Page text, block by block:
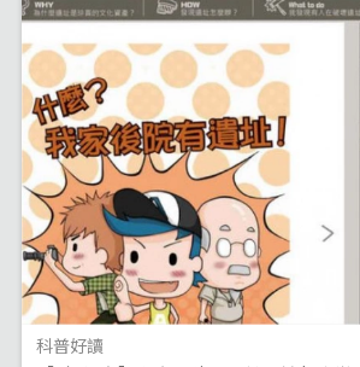
科普好讀